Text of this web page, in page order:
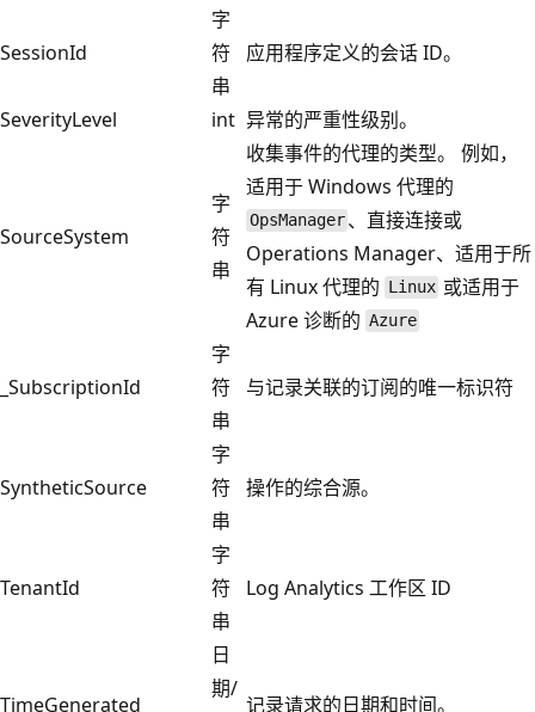
SessionId
字
符
串
应用程序定义的会话 ID。
SeverityLevel int 异常的严重性级别。
SourceSystem
字
符
串
收集事件的代理的类型。 例如，
适用于 Windows 代理的
OpsManager 、直接连接或
Operations Manager、适用于所
有 Linux 代理的 Linux 或适用于
Azure 诊断的 Azure
_SubscriptionId
字
符
串
与记录关联的订阅的唯一标识符
SyntheticSource
字
符
串
操作的综合源。
TenantId
字
符
串
Log Analytics 工作区 ID
TimeGenerated
日
期/
记录请求的日期和时间。